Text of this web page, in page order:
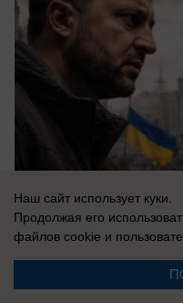
06.08.2026
Наш сайт использует куки.
Продолжая его
файлов cookie и